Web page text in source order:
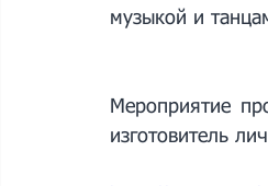
музыкой и
Мероприятие
изготовитель